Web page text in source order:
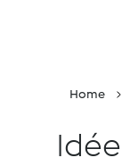
Home